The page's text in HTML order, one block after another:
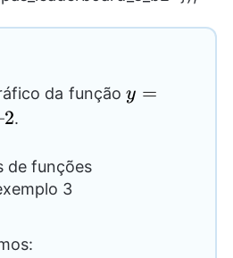
da funçãoy=3 \sin
y =
.